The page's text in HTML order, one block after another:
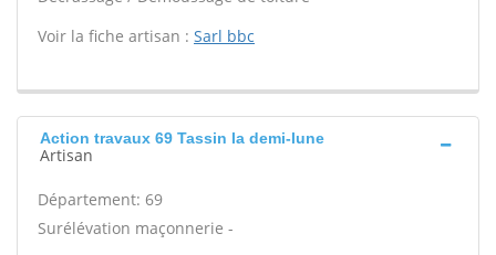
Voir la fiche artisan : Sarl bbc
Action travaux 69 Tassin la demi-lune
Artisan
Département: 69
Surélévation maçonnerie -